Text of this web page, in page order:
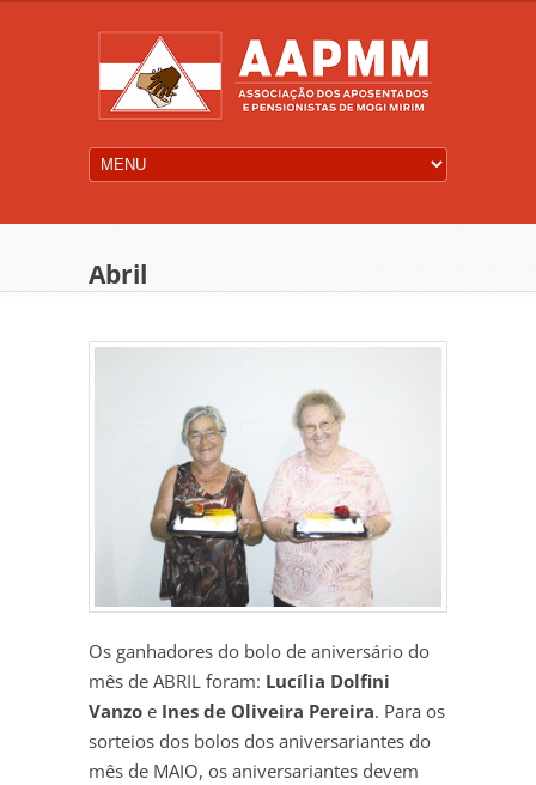
Abril
Os ganhadores do bolo de aniversário do
mês de ABRIL foram: Lucília Dolfini
Vanzo e Ines de Oliveira Pereira. Para os
sorteios dos bolos dos aniversariantes do
mês de MAIO, os aniversariantes devem